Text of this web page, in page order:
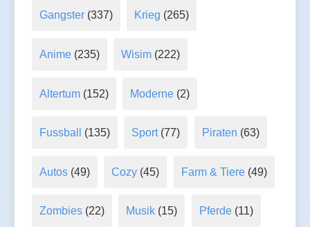
Gangster(337) Krieg (265)
Anime(235) Wisim (222)
Altertum(152) Moderne (2)
Fussball (135) Sport(77) Piraten (63)
Autos(49) Cozy (45) Farm & Tiere(49)
Zombies(22) Musik (15) Pferde(11)